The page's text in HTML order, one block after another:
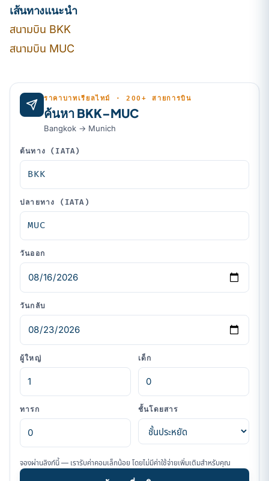
เส้นทางแนะนำ
สนามบิน BKK
สนามบิน MUC
ราคาบาทเรียลไทม์ · 200+ สายการบิน
ค้นหา BKK–MUC
Bangkok → Munich
ต้นทาง (IATA)
ปลายทาง (IATA)
วันออก
วันกลับ
ผู้ใหญ่ เด็ก
ทารก ชั้นโดยสาร
จองผ่านลิงก์นี้ — เรารับค่าคอมเล็กน้อย โดยไม่มีค่าใช้จ่ายเพิ่มเติมสำหรับคุณ